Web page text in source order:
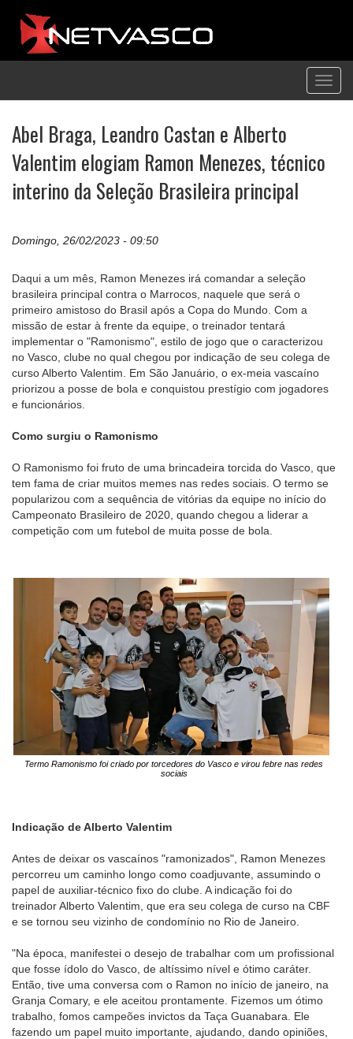
Abel Braga, Leandro Castan e Alberto
Valentim elogiam Ramon Menezes, técnico
interino da Seleção Brasileira principal
Domingo, 26/02/2023 - 09:50
Daqui a um mês, Ramon Menezes irá comandar a seleção
brasileira principal contra o Marrocos, naquele que será o
primeiro amistoso do Brasil após a Copa do Mundo. Com a
missão de estar à frente da equipe, o treinador tentará
implementar o "Ramonismo", estilo de jogo que o caracterizou
no Vasco, clube no qual chegou por indicação de seu colega de
curso Alberto Valentim. Em São Januário, o ex-meia vascaíno
priorizou a posse de bola e conquistou prestígio com jogadores
e funcionários.
Como surgiu o Ramonismo
O Ramonismo foi fruto de uma brincadeira torcida do Vasco, que
tem fama de criar muitos memes nas redes sociais. O termo se
popularizou com a sequência de vitórias da equipe no início do
Campeonato Brasileiro de 2020, quando chegou a liderar a
competição com um futebol de muita posse de bola.
Termo Ramonismo foi criado por torcedores do Vasco e virou febre nas redes
sociais
Indicação de Alberto Valentim
Antes de deixar os vascaínos "ramonizados", Ramon Menezes
percorreu um caminho longo como coadjuvante, assumindo o
papel de auxiliar-técnico fixo do clube. A indicação foi do
treinador Alberto Valentim, que era seu colega de curso na CBF
e se tornou seu vizinho de condomínio no Rio de Janeiro.
"Na época, manifestei o desejo de trabalhar com um profissional
que fosse ídolo do Vasco, de altíssimo nível e ótimo caráter.
Então, tive uma conversa com o Ramon no início de janeiro, na
Granja Comary, e ele aceitou prontamente. Fizemos um ótimo
trabalho, fomos campeões invictos da Taça Guanabara. Ele
fazendo um papel muito importante, ajudando, dando opiniões,